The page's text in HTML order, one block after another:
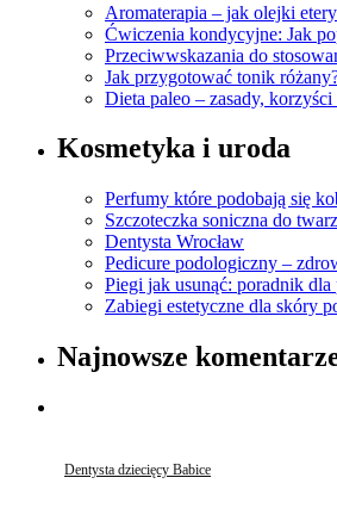
Aromaterapia – jak olejki
Ćwiczenia kondycyjne: Jak
Przeciwwskazania do
Jak przygotować tonik
Dieta paleo – zasady,
Kosmetyka i uroda
Perfumy które podobają się
Szczoteczka soniczna do
Dentysta Wrocław
Pedicure podologiczny –
Piegi jak usunąć: poradnik
Zabiegi estetyczne dla skóry
Najnowsze
Dentysta dziecięcy Babice